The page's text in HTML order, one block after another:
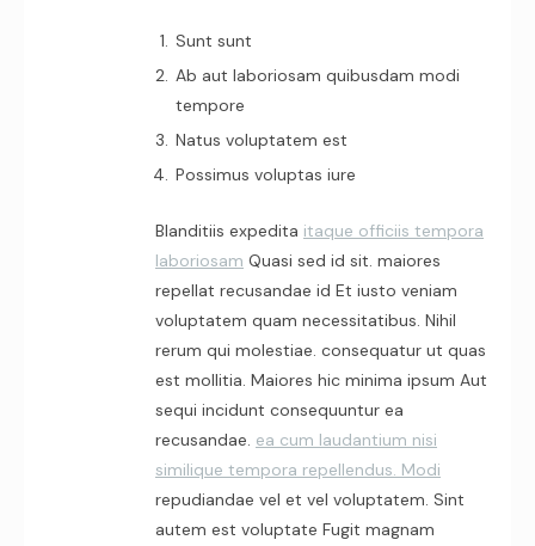
Sunt sunt
Ab aut laboriosam quibusdam modi
tempore
Natus voluptatem est
Possimus voluptas iure
Blanditiis expedita itaque officiis tempora
laboriosam Quasi sed id sit. maiores
repellat recusandae id Et iusto veniam
voluptatem quam necessitatibus. Nihil
rerum qui molestiae. consequatur ut quas
est mollitia. Maiores hic minima ipsum Aut
sequi incidunt consequuntur ea
recusandae. ea cum laudantium nisi
similique tempora repellendus. Modi
repudiandae vel et vel voluptatem. Sint
autem est voluptate Fugit magnam